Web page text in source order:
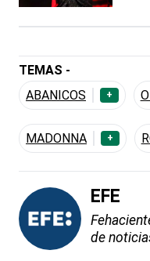
TEMAS -
ABANICOS
+
MADONNA +
EFE
de